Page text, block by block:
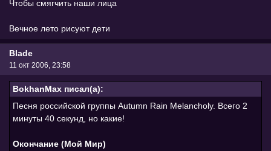
Чтобы смягчить наши лица
Вечное лето рисуют дети
Blade
11 окт 2006, 23:58
BokhanMax писал(а):
Песня российской группы Autumn Rain Melancholy. Всего 2
минуты 40 секунд, но какие!
Окончание (Мой Мир)